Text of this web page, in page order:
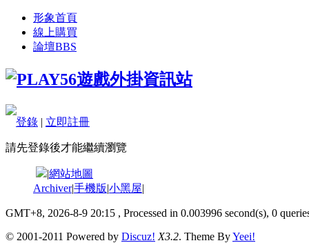
形象首頁
線上購買
論壇BBS
登錄 | 立即註冊
請先登錄後才能繼續瀏覽
|網站地圖
Archiver|手機版|小黑屋|
GMT+8, 2026-8-9 20:15 , Processed in 0.003996 second(s), 0
© 2001-2011 Powered by Discuz! X3.2. Theme ByYeei!